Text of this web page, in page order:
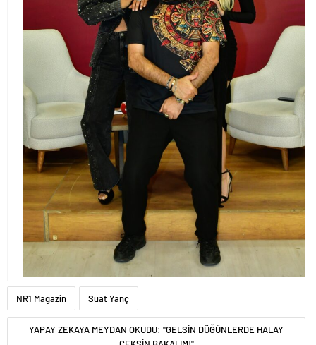
NR1 Magazin Suat Yanç
YAPAY ZEKAYA MEYDAN OKUDU: "GELSİN DÜĞÜNLERDE HALAY